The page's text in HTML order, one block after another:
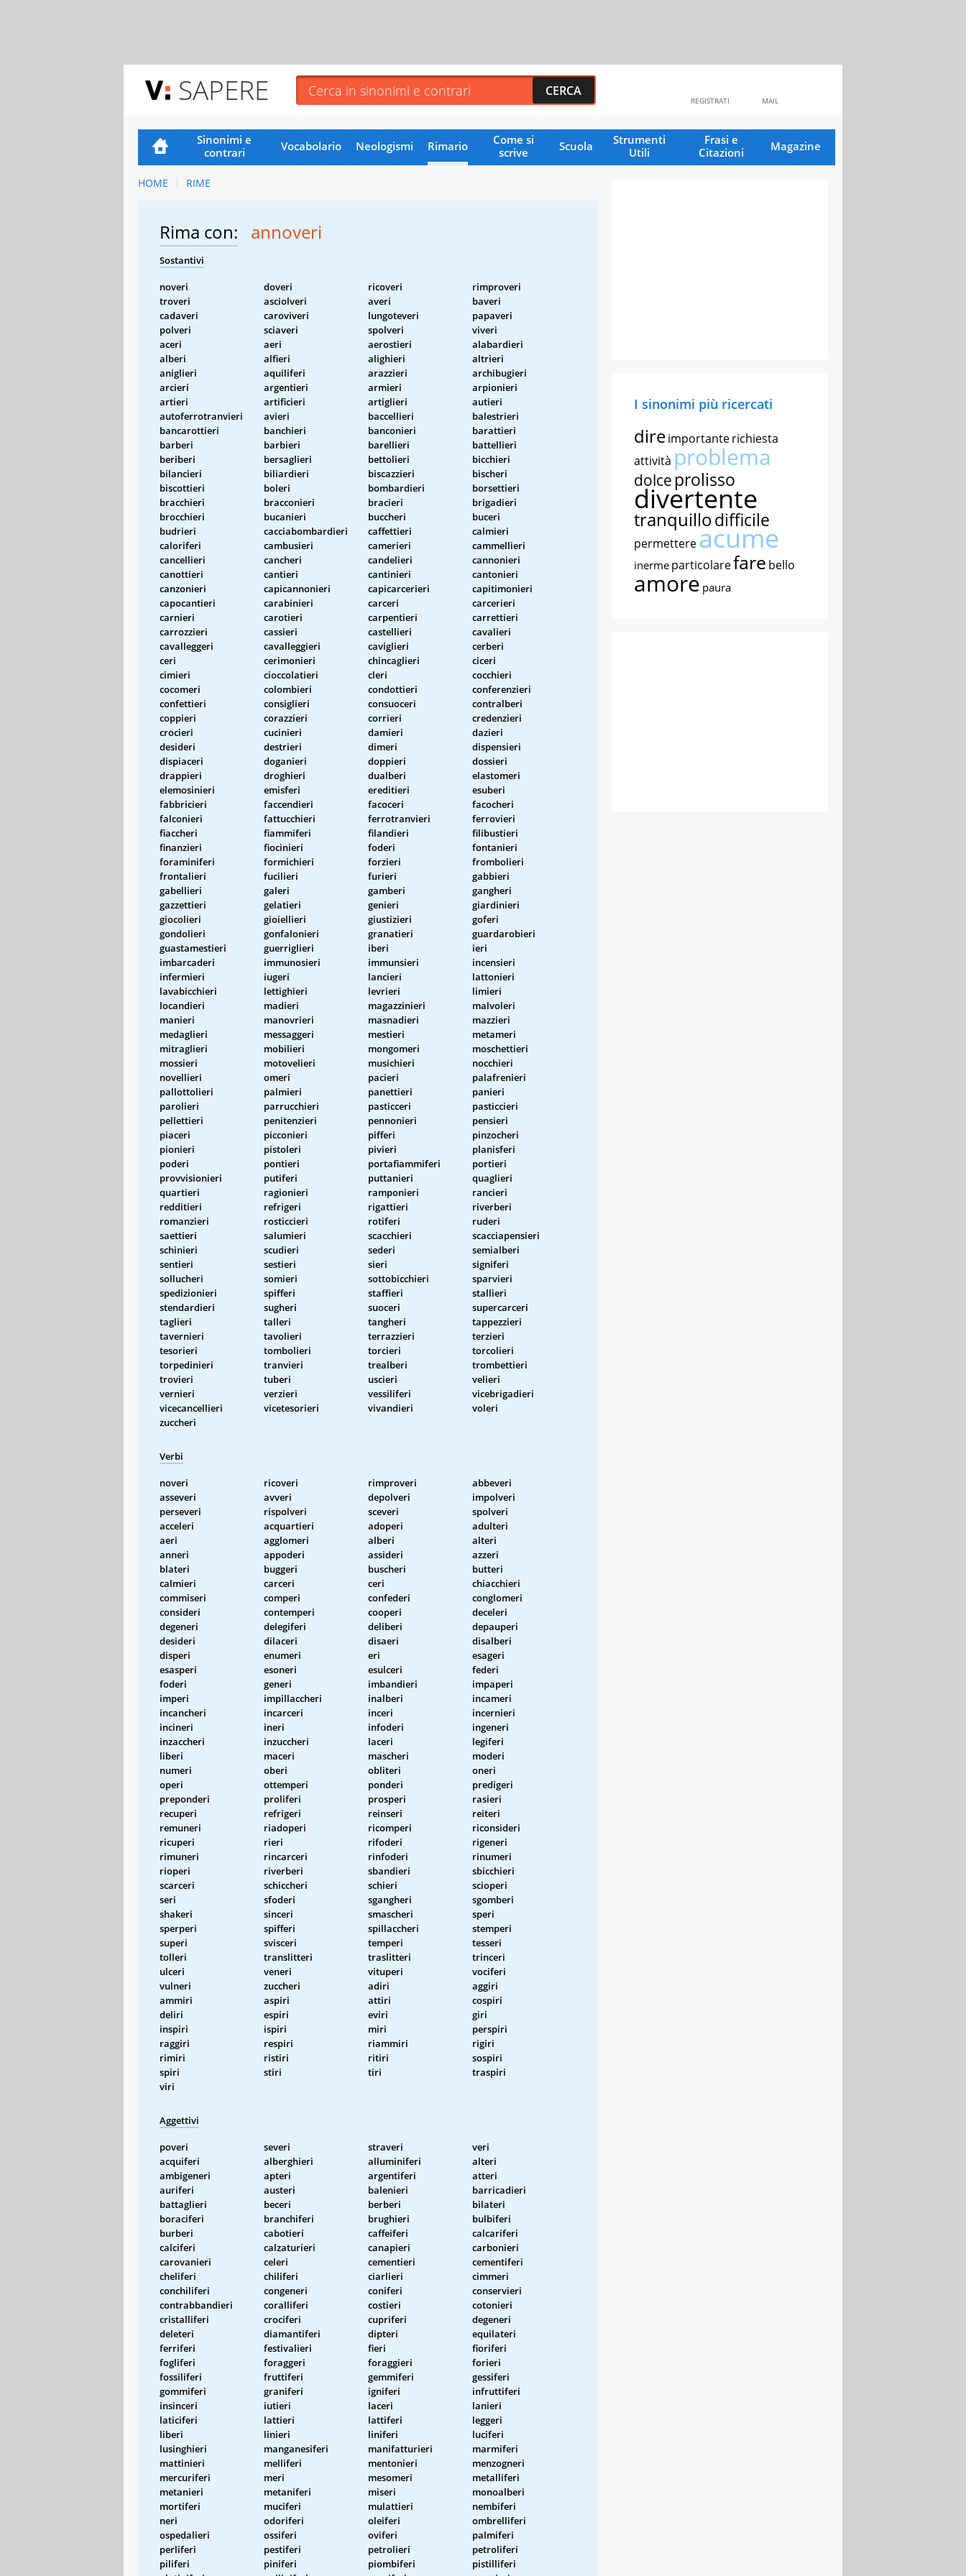
SAPERE MAIL
REGISTRATI
Sinonimi e
contrari
Vocabolario Neologismi Rimario
Come si
scrive
Scuola
Strumenti
Utili
Frasi e
Citazioni
Magazine
HOME RIME
Rima con: annoveri
Sostantivi
noveri doveri ricoveri
rimproveri
troveri
asciolveri averi
baveri
cadaveri
caroviveri lungoteveri
papaveri
polveri
sciaveri spolveri
viveri
aceri
aeri aerostieri
alabardieri
alberi
alfieri alighieri
altrieri
aniglieri
aquiliferi arazzieri
archibugieri
arcieri
argentieri armieri
arpionieri
artieri
artificieri artiglieri
autieri
autoferrotranvieri
avieri baccellieri
balestrieri
bancarottieri
banchieri banconieri
barattieri
barberi
barbieri barellieri
battellieri
beriberi
bersaglieri bettolieri
bicchieri
bilancieri
biliardieri biscazzieri
bischeri
biscottieri
boleri bombardieri
borsettieri
bracchieri
bracconieri bracieri
brigadieri
brocchieri
bucanieri buccheri
buceri
budrieri
cacciabombardieri caffettieri
calmieri
caloriferi
cambusieri camerieri
cammellieri
cancellieri
cancheri candelieri
cannonieri
canottieri
cantieri cantinieri
cantonieri
canzonieri
capicannonieri capicarcerieri
capitimonieri
capocantieri
carabinieri carceri
carcerieri
carnieri
carotieri carpentieri
carrettieri
carrozzieri
cassieri castellieri
cavalieri
cavalleggeri
cavalleggieri caviglieri
cerberi
ceri
cerimonieri chincaglieri
ciceri
cimieri
cioccolatieri cleri
cocchieri
cocomeri
colombieri condottieri
conferenzieri
confettieri
consiglieri consuoceri
contralberi
coppieri
corazzieri corrieri
credenzieri
crocieri
cucinieri damieri
dazieri
desideri
destrieri dimeri
dispensieri
dispiaceri
doganieri doppieri
dossieri
drappieri
droghieri dualberi
elastomeri
elemosinieri
emisferi ereditieri
esuberi
fabbricieri
faccendieri facoceri
facocheri
falconieri
fattucchieri ferrotranvieri
ferrovieri
fiaccheri
fiammiferi filandieri
filibustieri
finanzieri
fiocinieri foderi
fontanieri
foraminiferi
formichieri forzieri
frombolieri
frontalieri
fucilieri furieri
gabbieri
gabellieri
galeri gamberi
gangheri
gazzettieri
gelatieri genieri
giardinieri
giocolieri
gioiellieri giustizieri
goferi
gondolieri
gonfalonieri granatieri
guardarobieri
guastamestieri
guerriglieri iberi
ieri
imbarcaderi
immunosieri immunsieri
incensieri
infermieri
iugeri lancieri
lattonieri
lavabicchieri
lettighieri levrieri
limieri
locandieri
madieri magazzinieri
malvoleri
manieri
manovrieri masnadieri
mazzieri
medaglieri
messaggeri mestieri
metameri
mitraglieri
mobilieri mongomeri
moschettieri
mossieri
motovelieri musichieri
nocchieri
novellieri
omeri pacieri
palafrenieri
pallottolieri
palmieri panettieri
panieri
parolieri
parrucchieri pasticceri
pasticcieri
pellettieri
penitenzieri pennonieri
pensieri
piaceri
picconieri pifferi
pinzocheri
pionieri
pistoleri pivieri
planisferi
poderi
pontieri portafiammiferi
portieri
provvisionieri
putiferi puttanieri
quaglieri
quartieri
ragionieri ramponieri
rancieri
redditieri
refrigeri rigattieri
riverberi
romanzieri
rosticcieri rotiferi
ruderi
saettieri
salumieri scacchieri
scacciapensieri
schinieri
scudieri sederi
semialberi
sentieri
sestieri sieri
signiferi
sollucheri
somieri sottobicchieri
sparvieri
spedizionieri
spifferi staffieri
stallieri
stendardieri
sugheri suoceri
supercarceri
taglieri
talleri tangheri
tappezzieri
tavernieri
tavolieri terrazzieri
terzieri
tesorieri
tombolieri torcieri
torcolieri
torpedinieri
tranvieri trealberi
trombettieri
trovieri
tuberi uscieri
velieri
vernieri
verzieri vessiliferi
vicebrigadieri
vicecancellieri
vicetesorieri vivandieri
voleri
zuccheri
Verbi
noveri ricoveri rimproveri
abbeveri
asseveri
avveri depolveri
impolveri
perseveri
rispolveri sceveri
spolveri
acceleri
acquartieri adoperi
adulteri
aeri
agglomeri alberi
alteri
anneri
appoderi assideri
azzeri
blateri
buggeri buscheri
butteri
calmieri
carceri ceri
chiacchieri
commiseri
comperi confederi
conglomeri
consideri
contemperi cooperi
deceleri
degeneri
delegiferi deliberi
depauperi
desideri
dilaceri disaeri
disalberi
disperi
enumeri eri
esageri
esasperi
esoneri esulceri
federi
foderi
generi imbandieri
impaperi
imperi
impillaccheri inalberi
incameri
incancheri
incarceri inceri
incernieri
incineri
ineri infoderi
ingeneri
inzaccheri
inzuccheri laceri
legiferi
liberi
maceri mascheri
moderi
numeri
oberi obliteri
oneri
operi
ottemperi ponderi
predigeri
preponderi
proliferi prosperi
rasieri
recuperi
refrigeri reinseri
reiteri
remuneri
riadoperi ricomperi
riconsideri
ricuperi
rieri rifoderi
rigeneri
rimuneri
rincarceri rinfoderi
rinumeri
rioperi
riverberi sbandieri
sbicchieri
scarceri
schiccheri schieri
scioperi
seri
sfoderi sgangheri
sgomberi
shakeri
sinceri smascheri
speri
sperperi
spifferi spillaccheri
stemperi
superi
svisceri temperi
tesseri
tolleri
translitteri traslitteri
trinceri
ulceri
veneri vituperi
vociferi
vulneri
zuccheri adiri
aggiri
ammiri
aspiri attiri
cospiri
deliri
espiri eviri
giri
inspiri
ispiri miri
perspiri
raggiri
respiri riammiri
rigiri
rimiri
ristiri ritiri
sospiri
spiri
stiri tiri
traspiri
viri
Aggettivi
poveri severi straveri
veri
acquiferi
alberghieri alluminiferi
alteri
ambigeneri
apteri argentiferi
atteri
auriferi
austeri balenieri
barricadieri
battaglieri
beceri berberi
bilateri
boraciferi
branchiferi brughieri
bulbiferi
burberi
cabotieri caffeiferi
calcariferi
calciferi
calzaturieri canapieri
carbonieri
carovanieri
celeri cementieri
cementiferi
cheliferi
chiliferi ciarlieri
cimmeri
conchiliferi
congeneri coniferi
conservieri
contrabbandieri
coralliferi costieri
cotonieri
cristalliferi
crociferi cupriferi
degeneri
deleteri
diamantiferi dipteri
equilateri
ferriferi
festivalieri fieri
fioriferi
fogliferi
foraggeri foraggieri
forieri
fossiliferi
fruttiferi gemmiferi
gessiferi
gommiferi
graniferi igniferi
infruttiferi
insinceri
iutieri laceri
lanieri
laticiferi
lattieri lattiferi
leggeri
liberi
linieri liniferi
luciferi
lusinghieri
manganesiferi manifatturieri
marmiferi
mattinieri
melliferi mentonieri
menzogneri
mercuriferi
meri mesomeri
metalliferi
metanieri
metaniferi miseri
monoalberi
mortiferi
muciferi mulattieri
nembiferi
neri
odoriferi oleiferi
ombrelliferi
ospedalieri
ossiferi oviferi
palmiferi
perliferi
pestiferi petrolieri
petroliferi
piliferi
piniferi piombiferi
pistilliferi
I sinonimi più ricercati
direimportanterichiesta
attività problema
dolce prolisso
divertente
tranquillodifficile
permettereacume
inerme particolarefare bello
amore paura